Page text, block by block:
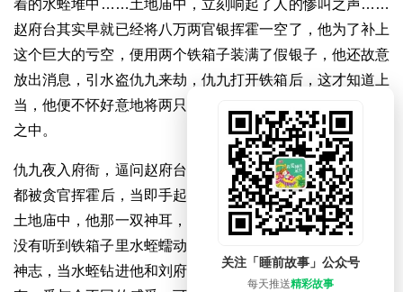
着的水蛭堆中……土地庙中，立刻响起了人的惨叫之声……
赵府台其实早就已经将八万两官银挥霍一空了，他为了补上
这个巨大的亏空，便用两个铁箱子装满了假银子，他还故意
放出消息，引水盗仇九来劫，仇九打开铁箱后，这才知道上
当，他便不怀好意地将两只假官银箱全都丢到了滚滚的闽江
之中。
仇九夜入府衙，逼问赵府台税银的下落，当他知道那些银子
都被贪官挥霍后，当即手起刀落，杀了赵府台……皇普睿在
土地庙中，他那一双神耳，虽然听出了银子的真假，但他却
没有听到铁箱子里水蛭蠕动的声音，他显然也是被贪心迷了
神志，当水蛭钻进他和刘府台身体的时候，相信两个人都会
关注「睡前故事」公众号
每天推送精彩故事